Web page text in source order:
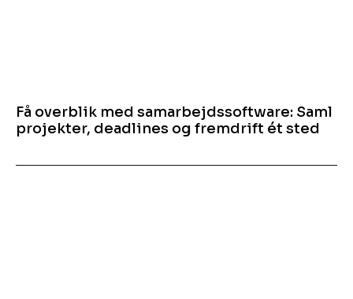
Få overblik med samarbejdssoftware: Saml
projekter, deadlines og fremdrift ét sted